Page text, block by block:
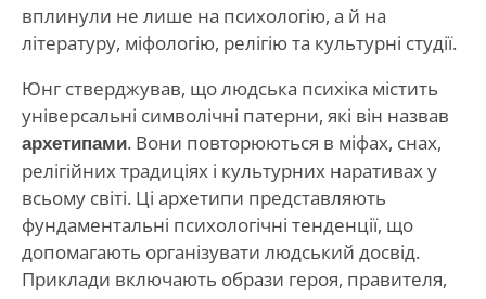
вплинули не лише на психологію, а й на
літературу, міфологію, релігію та культурні студії.
Юнг стверджував, що людська психіка містить
універсальні символічні патерни, які він назвав
архетипами. Вони повторюються в міфах, снах,
релігійних традиціях і культурних наративах у
всьому світі. Ці архетипи представляють
фундаментальні психологічні тенденції, що
допомагають організувати людський досвід.
Приклади включають образи героя, правителя,